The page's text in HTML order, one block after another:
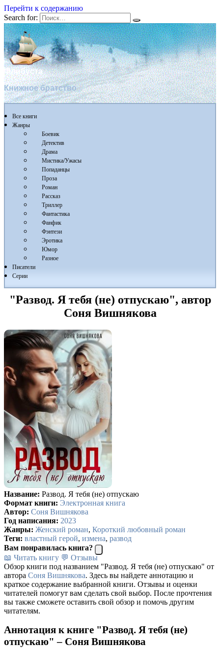
Перейти к содержанию
Search for:
Флибуста
Книжное братство
Все книги
Жанры
Боевик
Детектив
Драма
Мистика/Ужасы
Попаданцы
Проза
Роман
Рассказ
Триллер
Фантастика
Фанфик
Фэнтези
Эротика
Юмор
Разное
Писатели
Серии
"Развод. Я тебя (не) отпускаю", автор
Соня Вишнякова
Название: Развод. Я тебя (не) отпускаю
Формат книги: Электронная книга
Автор: Соня Вишнякова
Год написания: 2023
Жанры: Женский роман, Короткий любовный роман
Теги: властный герой, измена, развод
Вам понравилась книга?
📖 Читать книгу 💬 Отзывы
Обзор книги под названием "Развод. Я тебя (не) отпускаю" от
автора Соня Вишнякова. Здесь вы найдете аннотацию и
краткое содержание выбранной книги. Отзывы и оценки
читателей помогут вам сделать свой выбор. После прочтения
вы также сможете оставить свой обзор и помочь другим
читателям.
Аннотация к книге "Развод. Я тебя (не)
отпускаю" – Соня Вишнякова